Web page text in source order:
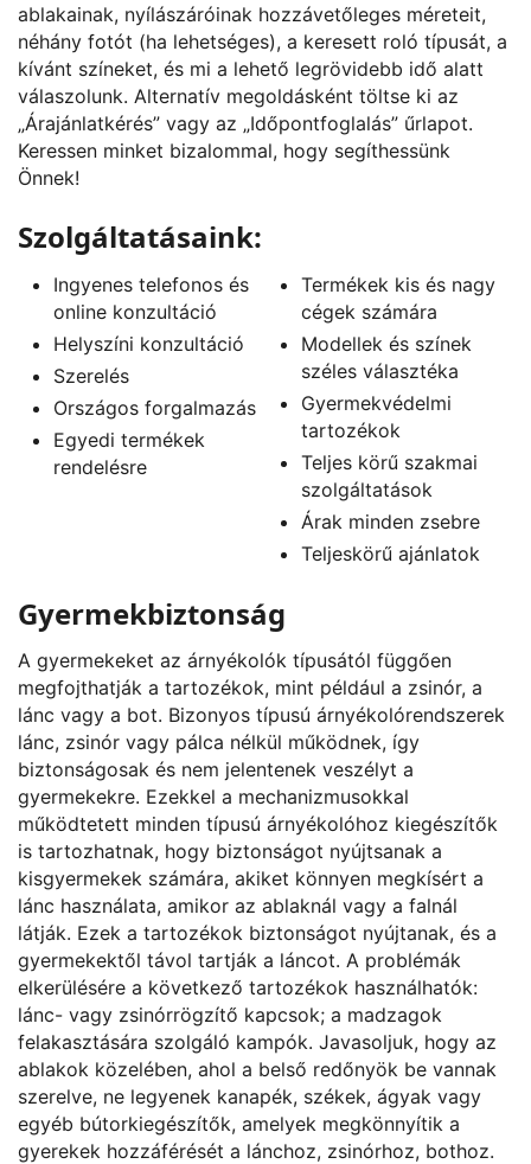
ablakainak, nyílászáróinak hozzávetőleges méreteit,
néhány fotót (ha lehetséges), a keresett roló típusát, a
kívánt színeket, és mi a lehető legrövidebb idő alatt
válaszolunk. Alternatív megoldásként töltse ki az
„Árajánlatkérés” vagy az „Időpontfoglalás” űrlapot.
Keressen minket bizalommal, hogy segíthessünk
Önnek!
Szolgáltatásaink:
Ingyenes telefonos és
online konzultáció
Helyszíni konzultáció
Szerelés
Országos forgalmazás
Egyedi termékek
rendelésre
Termékek kis és nagy
cégek számára
Modellek és színek
széles választéka
Gyermekvédelmi
tartozékok
Teljes körű szakmai
szolgáltatások
Árak minden zsebre
Teljeskörű ajánlatok
Gyermekbiztonság
A gyermekeket az árnyékolók típusától függően
megfojthatják a tartozékok, mint például a zsinór, a
lánc vagy a bot. Bizonyos típusú árnyékolórendszerek
lánc, zsinór vagy pálca nélkül működnek, így
biztonságosak és nem jelentenek veszélyt a
gyermekekre. Ezekkel a mechanizmusokkal
működtetett minden típusú árnyékolóhoz kiegészítők
is tartozhatnak, hogy biztonságot nyújtsanak a
kisgyermekek számára, akiket könnyen megkísért a
lánc használata, amikor az ablaknál vagy a falnál
látják. Ezek a tartozékok biztonságot nyújtanak, és a
gyermekektől távol tartják a láncot. A problémák
elkerülésére a következő tartozékok használhatók:
lánc- vagy zsinórrögzítő kapcsok; a madzagok
felakasztására szolgáló kampók. Javasoljuk, hogy az
ablakok közelében, ahol a belső redőnyök be vannak
szerelve, ne legyenek kanapék, székek, ágyak vagy
egyéb bútorkiegészítők, amelyek megkönnyítik a
gyerekek hozzáférését a lánchoz, zsinórhoz, bothoz.